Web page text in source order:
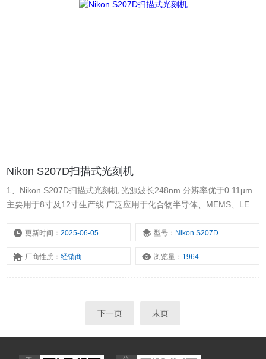
Nikon S207D扫描式光刻机
1、Nikon S207D扫描式光刻机 光源波长248nm 分辨率优于0.11µm
主要用于8寸及12寸生产线 广泛应用于化合物半导体、MEMS、LED
248nm 倍率4:1 最大曝光现场26mm*33mm 对准精度 20nm
更新时间：2025-06-05 型号： Nikon S207D
厂商性质：经销商 浏览量： 1964
下一页 末页